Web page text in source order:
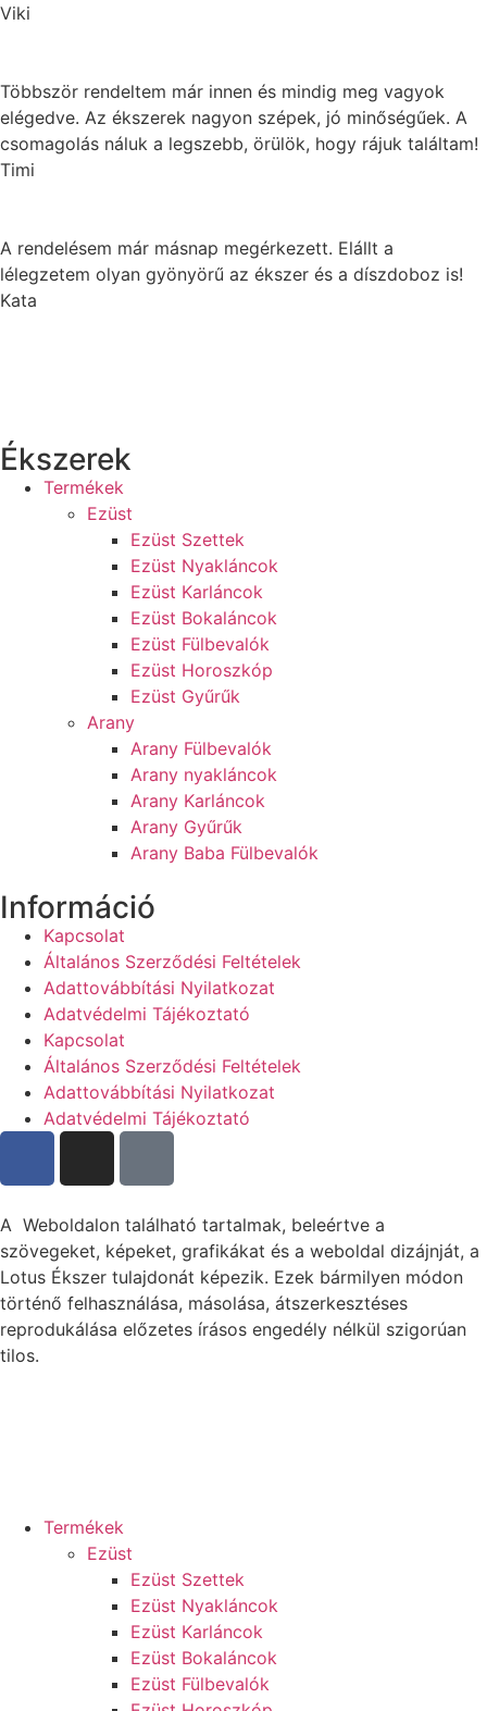
Viki
Többször rendeltem már innen és mindig meg vagyok
elégedve. Az ékszerek nagyon szépek, jó minőségűek. A
csomagolás náluk a legszebb, örülök, hogy rájuk találtam!
Timi
A rendelésem már másnap megérkezett. Elállt a
lélegzetem olyan gyönyörű az ékszer és a díszdoboz is!
Kata
Ékszerek
Termékek
Ezüst
Ezüst Szettek
Ezüst Nyakláncok
Ezüst Karláncok
Ezüst Bokaláncok
Ezüst Fülbevalók
Ezüst Horoszkóp
Ezüst Gyűrűk
Arany
Arany Fülbevalók
Arany nyakláncok
Arany Karláncok
Arany Gyűrűk
Arany Baba Fülbevalók
Információ
Kapcsolat
Általános Szerződési Feltételek
Adattovábbítási Nyilatkozat
Adatvédelmi Tájékoztató
Kapcsolat
Általános Szerződési Feltételek
Adattovábbítási Nyilatkozat
Adatvédelmi Tájékoztató
A Weboldalon található tartalmak, beleértve a
szövegeket, képeket, grafikákat és a weboldal dizájnját, a
Lotus Ékszer tulajdonát képezik. Ezek bármilyen módon
történő felhasználása, másolása, átszerkesztéses
reprodukálása előzetes írásos engedély nélkül szigorúan
tilos.
Termékek
Ezüst
Ezüst Szettek
Ezüst Nyakláncok
Ezüst Karláncok
Ezüst Bokaláncok
Ezüst Fülbevalók